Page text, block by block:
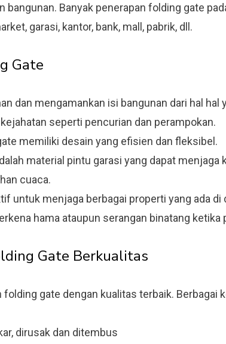
bangunan. Banyak penerapan folding gate
garasi, kantor, bank, mall, pabrik, dll.
Gate
dan mengamankan isi bangunan dari hal hal
seperti pencurian dan perampokan.
memiliki desain yang efisien dan fleksibel.
material pintu garasi yang dapat menjaga
cuaca.
untuk menjaga berbagai properti yang ada di
hama ataupun serangan binatang ketika
Gate Berkualitas
folding gate dengan kualitas terbaik. Berbagai
dirusak dan ditembus